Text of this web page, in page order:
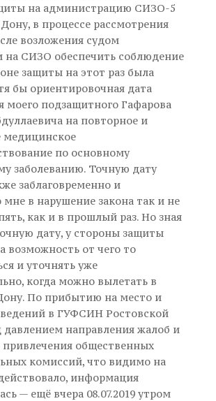
на администрацию СИЗО-5
в процессе рассмотрения
возложения судом
на СИЗО обеспечить соблюдение
защиты на этот раз была
бы ориентировочная дата
моего подзащитного Гафарова
на повторное и
медицинское
по основному
заболеванию. Точную дату
заблаговременно и
в нарушение закона так и не
как и в прошлый раз. Но зная
дату, у стороны защиты
возможность от чего то
и уточнять уже
когда можно вылетать в
По прибытию на место и
в ГУФСИН Ростовской
давлением направления жалоб и
общественных
комиссий, что видимо на
информация
— ещё вчера 08.07.2019 утром